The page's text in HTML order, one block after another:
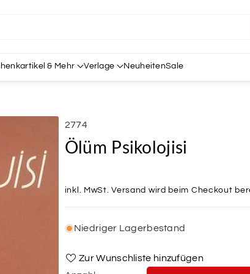
& Mehr Verlage NeuheitenSale
SKU:
2774
Ölüm Psikolojisi
inkl. MwSt.Versand wird beim Checkout
Niedriger Lagerbestand
Zur Wunschliste hinzufügen